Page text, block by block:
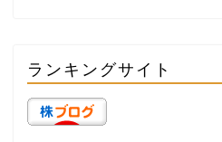
ランキングサイト